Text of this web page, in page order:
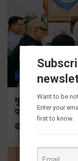
राज्य ALL देहरादून
मुख्य सचिव ने सभी
पर पूर्ण किए जाने के
Want to be
Enter your
first to know.